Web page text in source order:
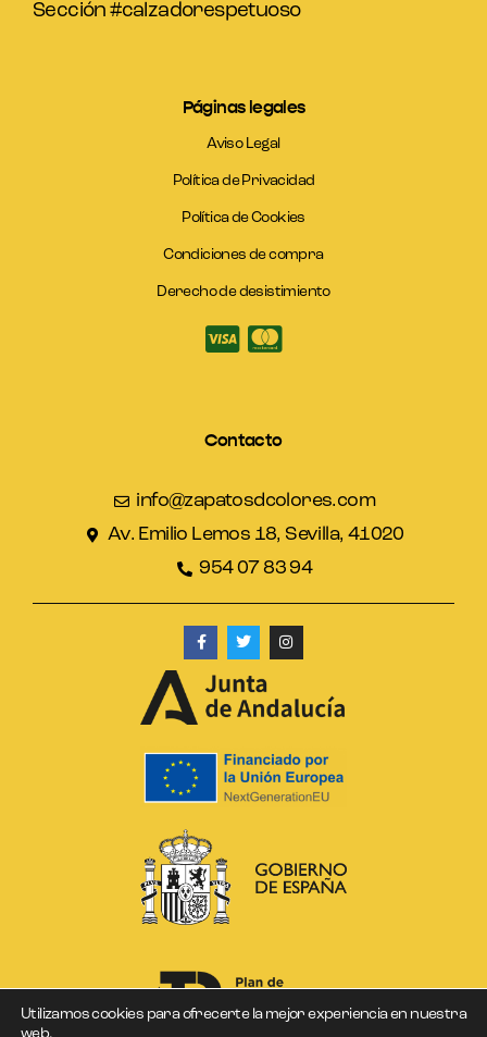
Sección #calzadorespetuoso
Páginas legales
Aviso Legal
Política de Privacidad
Política de Cookies
Condiciones de compra
Derecho de desistimiento
Contacto
info@zapatosdcolores.com
Av. Emilio Lemos 18, Sevilla, 41020
954 07 83 94
Utilizamos cookies para ofrecerte la mejor experiencia en nuestra